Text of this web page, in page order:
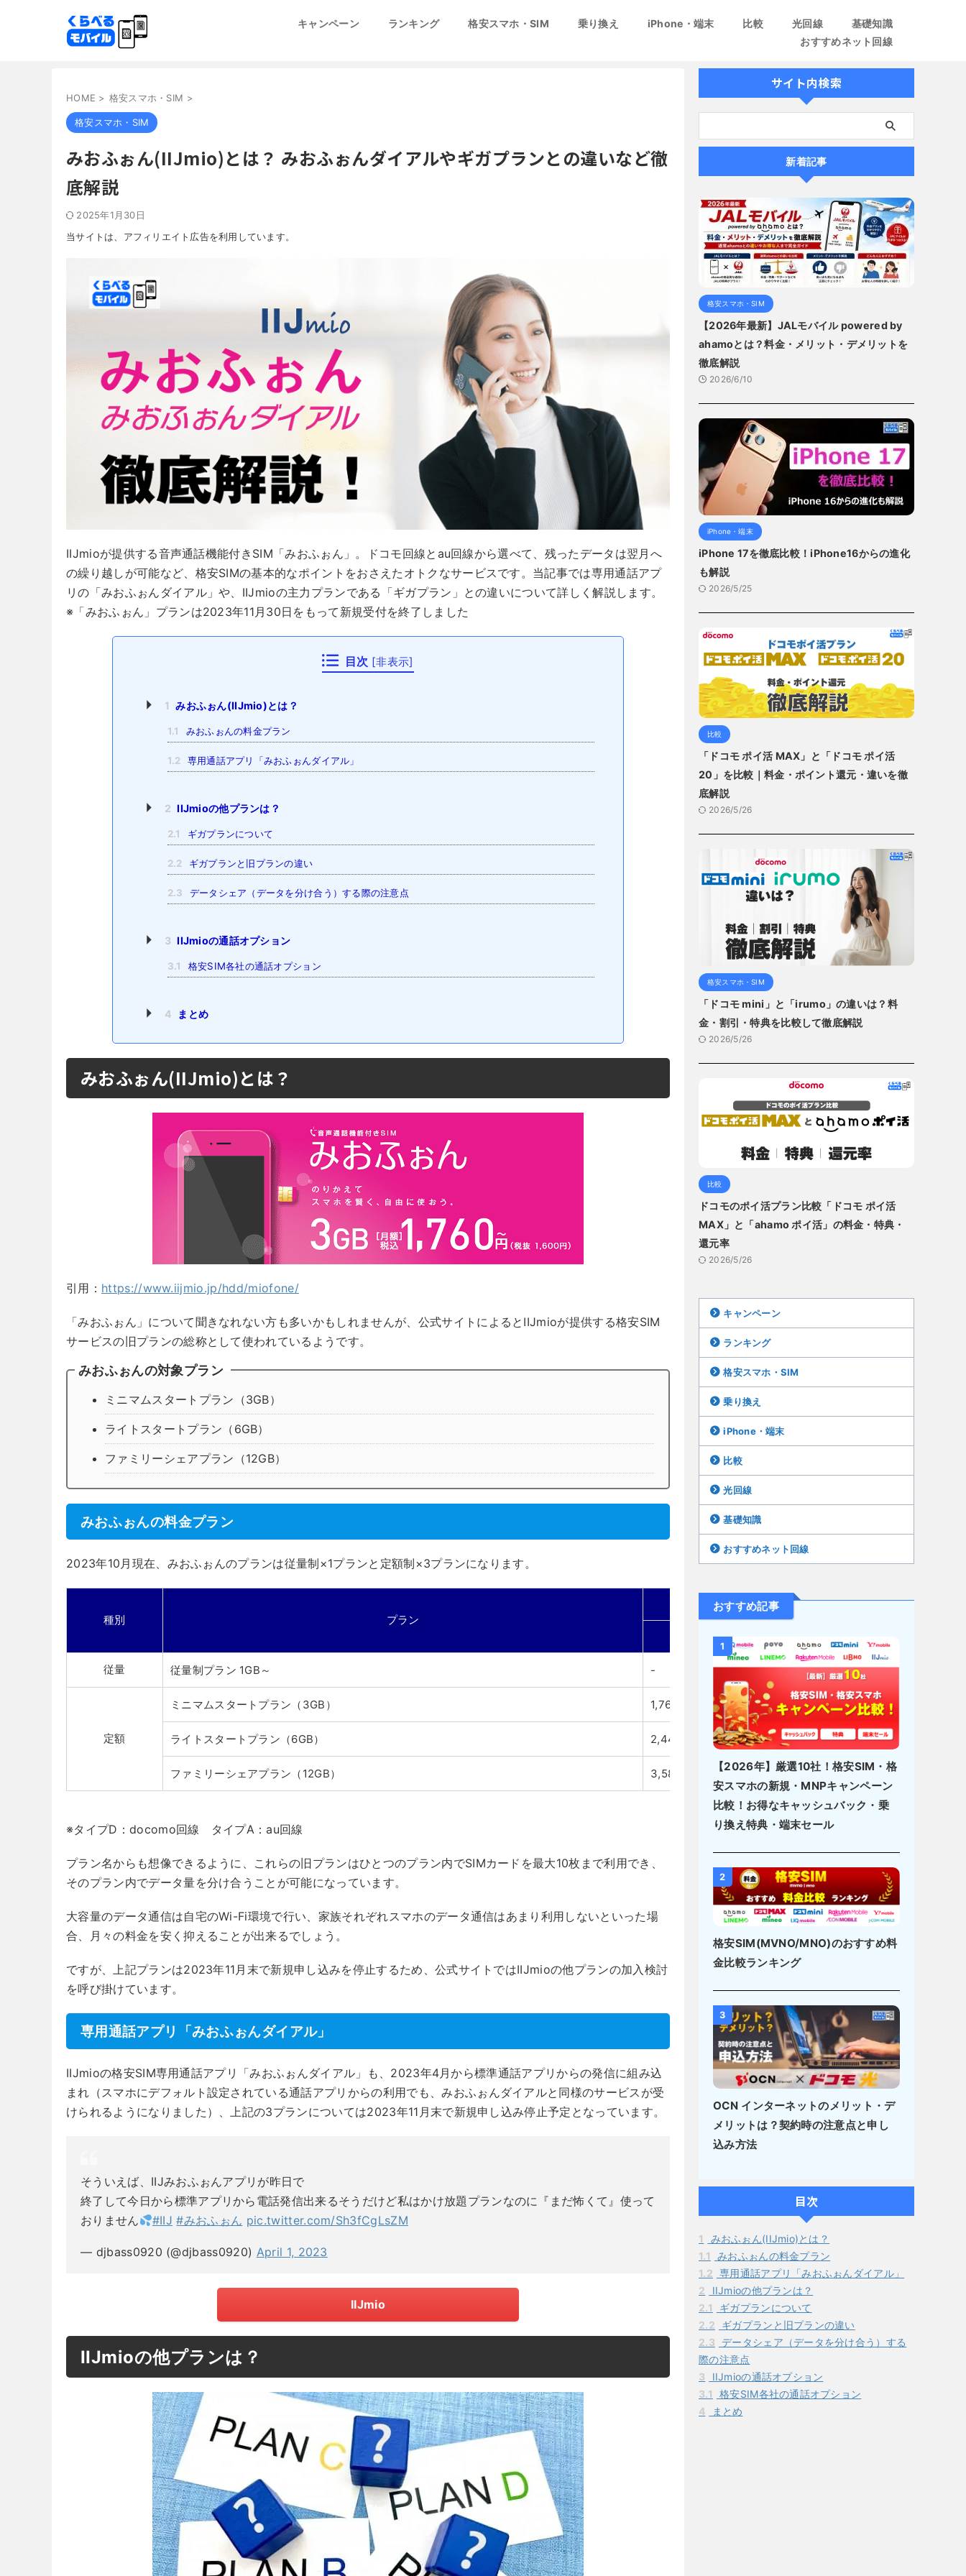
キャンペーン ランキング 格安スマホ・SIM 乗り換え iPhone・端末 比較 光回線
基礎知識
おすすめネット回線
HOME > 格安スマホ・SIM >
格安スマホ・SIM
みおふぉん(IIJmio)とは？ みおふぉんダイアルやギガプランとの違いなど徹
底解説
2025年1月30日
当サイトは、アフィリエイト広告を利用しています。
IIJmioが提供する音声通話機能付きSIM「みおふぉん」。ドコモ回線とau回線から選べて、残ったデータは翌月へ
の繰り越しが可能など、格安SIMの基本的なポイントをおさえたオトクなサービスです。当記事では専用通話アプ
リの「みおふぉんダイアル」や、IIJmioの主力プランである「ギガプラン」との違いについて詳しく解説します。
※「みおふぉん」プランは2023年11月30日をもって新規受付を終了しました
目次 [非表示]
1 みおふぉん(IIJmio)とは？
1.1 みおふぉんの料金プラン
1.2 専用通話アプリ「みおふぉんダイアル」
2 IIJmioの他プランは？
2.1 ギガプランについて
2.2 ギガプランと旧プランの違い
2.3 データシェア（データを分け合う）する際の注意点
3 IIJmioの通話オプション
3.1 格安SIM各社の通話オプション
4 まとめ
みおふぉん(IIJmio)とは？
引用： https://www.iijmio.jp/hdd/miofone/
「みおふぉん」について聞きなれない方も多いかもしれませんが、公式サイトによるとIIJmioが提供する格安SIM
サービスの旧プランの総称として使われているようです。
みおふぉんの対象プラン
ミニマムスタートプラン（3GB）
ライトスタートプラン（6GB）
ファミリーシェアプラン（12GB）
みおふぉんの料金プラン
2023年10月現在、みおふぉんのプランは従量制×1プランと定額制×3プランになります。
種別 プラン
音声通話SIM
タイプD
従量 従量制プラン 1GB～ - 1,298円
定額
ミニマムスタートプラン（3GB） 1,760円
ライトスタートプラン（6GB） 2,442円
ファミリーシェアプラン（12GB） 3,586円
※タイプD：docomo回線 タイプA：au回線
プラン名からも想像できるように、これらの旧プランはひとつのプラン内でSIMカードを最大10枚まで利用でき、
そのプラン内でデータ量を分け合うことが可能になっています。
大容量のデータ通信は自宅のWi-Fi環境で行い、家族それぞれスマホのデータ通信はあまり利用しないといった場
合、月々の料金を安く抑えることが出来るでしょう。
ですが、上記プランは2023年11月末で新規申し込みを停止するため、公式サイトではIIJmioの他プランの加入検討
を呼び掛けています。
専用通話アプリ「みおふぉんダイアル」
IIJmioの格安SIM専用通話アプリ「みおふぉんダイアル」も、2023年4月から標準通話アプリからの発信に組み込
まれ（スマホにデフォルト設定されている通話アプリからの利用でも、みおふぉんダイアルと同様のサービスが受
けられるようになりました）、上記の3プランについては2023年11月末で新規申し込み停止予定となっています。
そういえば、IIJみおふぉんアプリが昨日で
終了して今日から標準アプリから電話発信出来るそうだけど私はかけ放題プランなのに『まだ怖くて』使って
おりません
#IIJ #みおふぉん pic.twitter.com/Sh3fCgLsZM
— djbass0920 (@djbass0920) April 1, 2023
IIJmio
IIJmioの他プランは？
サイト内検索
新着記事
格安スマホ・SIM
【2026年最新】JALモバイル powered by
ahamoとは？料金・メリット・デメリットを
徹底解説
2026/6/10
iPhone・端末
iPhone 17を徹底比較！iPhone16からの進化
も解説
2026/5/25
比較
「ドコモ ポイ活 MAX」と「ドコモ ポイ活
20」を比較｜料金・ポイント還元・違いを徹
底解説
2026/5/26
格安スマホ・SIM
「ドコモ mini」と「irumo」の違いは？料
金・割引・特典を比較して徹底解説
2026/5/26
比較
ドコモのポイ活プラン比較「ドコモ ポイ活
MAX」と「ahamo ポイ活」の料金・特典・
還元率
2026/5/26
キャンペーン
ランキング
格安スマホ・SIM
乗り換え
iPhone・端末
比較
光回線
基礎知識
おすすめネット回線
おすすめ記事
1
【2026年】厳選10社！格安SIM・格
安スマホの新規・MNPキャンペーン
比較！お得なキャッシュバック・乗
り換え特典・端末セール
2
格安SIM(MVNO/MNO)のおすすめ料
金比較ランキング
3
OCN インターネットのメリット・デ
メリットは？契約時の注意点と申し
込み方法
目次
1
みおふぉん(IIJmio)とは？
1.1
みおふぉんの料金プラン
1.2 専用通話アプリ「みおふぉんダイアル」
2
IIJmioの他プランは？
2.1
ギガプランについて
2.2
ギガプランと旧プランの違い
2.3 データシェア（データを分け合う）する
際の注意点
3
IIJmioの通話オプション
3.1
格安SIM各社の通話オプション
4
まとめ